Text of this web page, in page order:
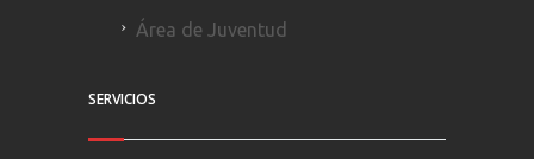
Área de Juventud
SERVICIOS